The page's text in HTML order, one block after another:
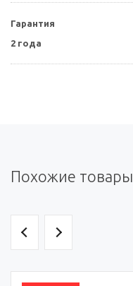
Гарантия
2 года
Похожие товары